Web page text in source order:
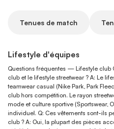
Tenues de match
Lifestyle d'équipes
Questions fréquentes — Lifestyle club
club et le lifestyle streetwear ? A: Le
teamwear casual (Nike Park, Park
club hors compétition. Le rayon
mode et culture sportive (Sportswear,
individuel. Q: Ces vêtements sont-ils
club ? A: Oui, la plupart des pièces